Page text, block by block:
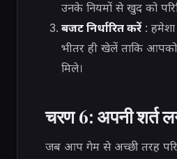
उनके नियमों से खुद को
बजट निर्धारित करें:
भीतर ही खेलें ताकि
मिले।
चरण 6: अपनी शर्त
जब आप गेम से अच्छी तरह